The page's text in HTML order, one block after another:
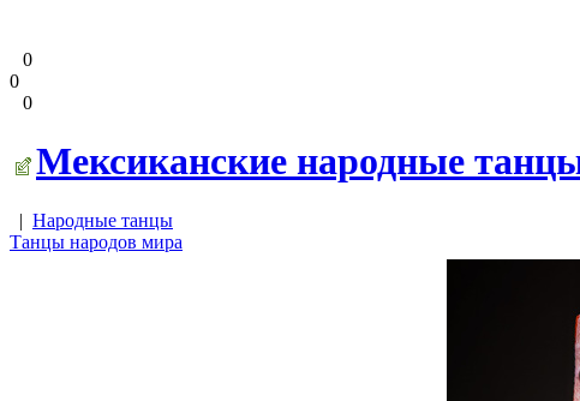
0
0
0
Мексиканские народные
| Народные танцы
Танцы народов мира